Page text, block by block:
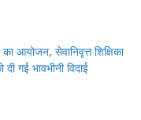
आयोजन, सेवानिवृत्त शिक्षिका
गई भावभीनी विदाई